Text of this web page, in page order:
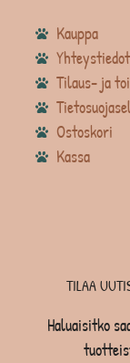
Kauppa
Yhteystiedot
Tilaus- ja
Ostoskori
Kassa
TILAA
Haluaisitko